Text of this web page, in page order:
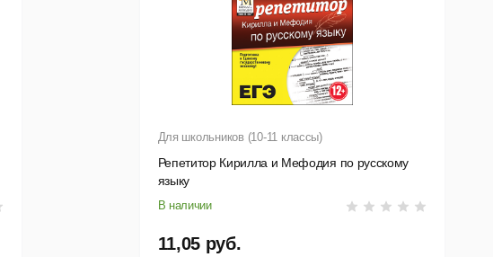
основам гигиены и сохранения здоровья;
безопасному поведению в лесу;
правилам общения с незнакомыми людьми;
составлять режим дня для первоклассника;
Для школьников (10-11 классы)
Репетитор Кирилла и Мефодия по русскому
языку
В наличии
11,05 руб.